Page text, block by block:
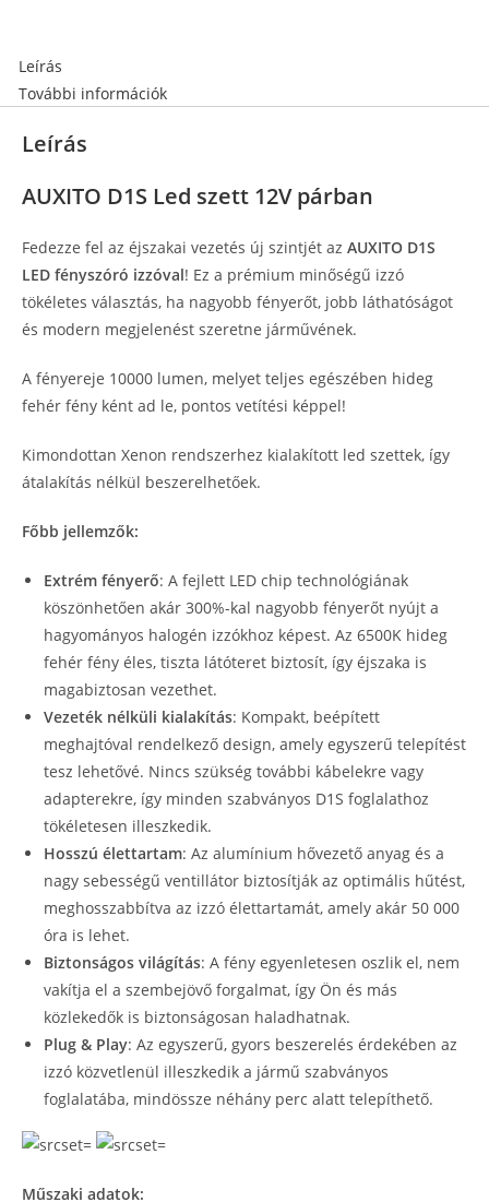
Leírás
További információk
Leírás
AUXITO D1S Led szett 12V párban
Fedezze fel az éjszakai vezetés új szintjét az AUXITO D1S
LED fényszóró izzóval! Ez a prémium minőségű izzó
tökéletes választás, ha nagyobb fényerőt, jobb láthatóságot
és modern megjelenést szeretne járművének.
A fényereje 10000 lumen, melyet teljes egészében hideg
fehér fény ként ad le, pontos vetítési képpel!
Kimondottan Xenon rendszerhez kialakított led szettek, így
átalakítás nélkül beszerelhetőek.
Főbb jellemzők:
Extrém fényerő: A fejlett LED chip technológiának
köszönhetően akár 300%-kal nagyobb fényerőt nyújt a
hagyományos halogén izzókhoz képest. Az 6500K hideg
fehér fény éles, tiszta látóteret biztosít, így éjszaka is
magabiztosan vezethet.
Vezeték nélküli kialakítás: Kompakt, beépített
meghajtóval rendelkező design, amely egyszerű telepítést
tesz lehetővé. Nincs szükség további kábelekre vagy
adapterekre, így minden szabványos D1S foglalathoz
tökéletesen illeszkedik.
Hosszú élettartam: Az alumínium hővezető anyag és a
nagy sebességű ventillátor biztosítják az optimális hűtést,
meghosszabbítva az izzó élettartamát, amely akár 50 000
óra is lehet.
Biztonságos világítás: A fény egyenletesen oszlik el, nem
vakítja el a szembejövő forgalmat, így Ön és más
közlekedők is biztonságosan haladhatnak.
Plug & Play: Az egyszerű, gyors beszerelés érdekében az
izzó közvetlenül illeszkedik a jármű szabványos
foglalatába, mindössze néhány perc alatt telepíthető.
Műszaki adatok: